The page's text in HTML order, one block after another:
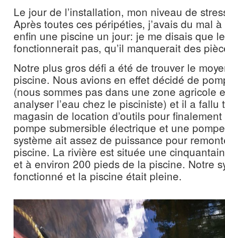
Le jour de l’installation, mon niveau de
Après toutes ces péripéties, j’avais du mal
enfin une piscine un jour: je me disais que
fonctionnerait pas, qu’il manquerait des
Notre plus gros défi a été de trouver le
piscine. Nous avions en effet décidé de
(nous sommes pas dans une zone agricole
analyser l’eau chez le pisciniste) et il a
magasin de location d’outils pour
pompe submersible électrique et une
système ait assez de puissance pour
piscine. La rivière est située une
et à environ 200 pieds de la piscine. Notre
fonctionné et la piscine était pleine.